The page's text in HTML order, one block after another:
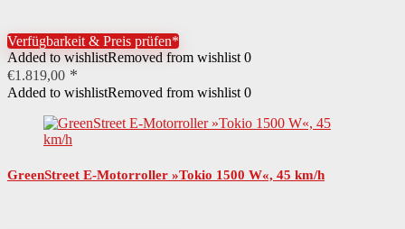
Verfügbarkeit & Preis prüfen*
Added to wishlistRemoved from wishlist 0
€1.819,00
Added to wishlistRemoved from wishlist 0
GreenStreet E-Motorroller »Tokio 1500 W«, 45 km/h